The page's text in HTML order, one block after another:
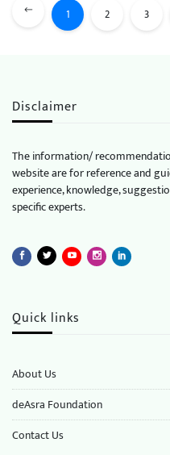
1 2 3
Disclaimer
The information/
website are for reference and
experience, knowledge,
specific experts.
Quick links
About Us
deAsra Foundation
​​Contact Us